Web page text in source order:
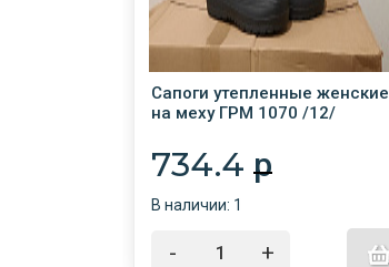
Сапоги утепленные женские
на меху ГРМ 1070 /12/
734.4 p
В наличии: 1
- +